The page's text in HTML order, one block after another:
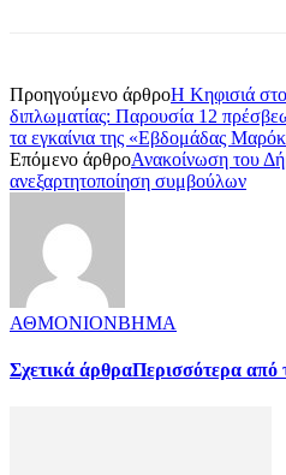
Προηγούμενο άρθροΗ Κηφισιά στο
διπλωματίας: Παρουσία 12
τα εγκαίνια της «Εβδομάδας
Επόμενο άρθροΑνακοίνωση του
ανεξαρτητοποίηση συμβούλων
ΑΘΜΟΝΙΟΝΒΗΜΑ
Σχετικά άρθραΠερισσότερα από